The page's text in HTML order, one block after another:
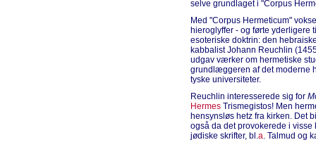
selve grundlaget i "Corpus
Med "Corpus Hermeticum"
hieroglyffer - og førte
esoteriske doktrin: den
kabbalist Johann Reuchlin
udgav værker om hermetiske
grundlæggeren af det moderne
tyske universiteter.
Reuchlin interesserede sig for
Hermes Trismegistos! Men
hensynsløs hetz fra kirken. Det
også da det provokerede i
jødiske skrifter, bl.a. Talmud og